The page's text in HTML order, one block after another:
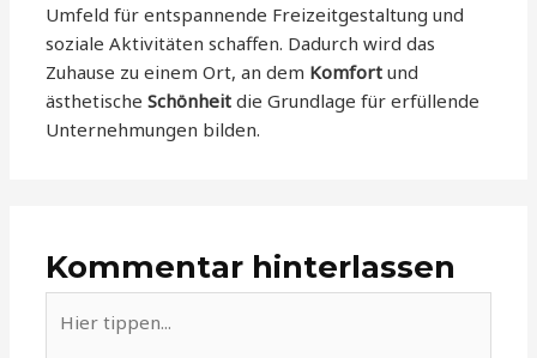
Umfeld für entspannende Freizeitgestaltung und
soziale Aktivitäten schaffen. Dadurch wird das
Zuhause zu einem Ort, an dem Komfort und
ästhetischeSchönheit die Grundlage für erfüllende
Unternehmungen bilden.
Kommentar hinterlassen
tippen...